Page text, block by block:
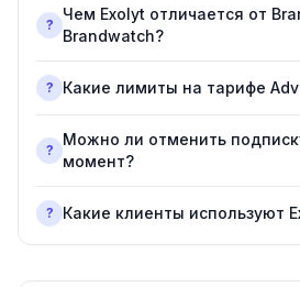
?
Чем Exolyt отличается от
Brandwatch?
? Какие лимиты на тарифе
?
Можно ли отменить
момент?
? Какие клиенты используют